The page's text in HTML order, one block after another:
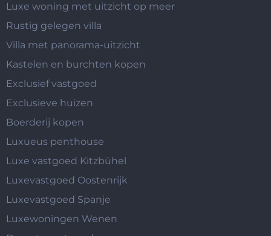
Luxe woning met uitzicht op meer
Rustig gelegen villa
Villa met panorama-uitzicht
Kastelen en burchten kopen
Exclusief vastgoed
Exclusieve huizen
Boerderij kopen
Luxueus penthouse
Luxe vastgoed Kitzbühel
Luxevastgoed Oostenrijk
Luxevastgoed Spanje
Luxewoningen Wenen